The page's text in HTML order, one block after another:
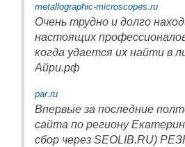
metallographic-microscopes.ru
Очень трудно и долго
настоящих
когда удается их найти в
Айри.рф
par.ru
Впервые за последние
сайта по региону
сбор через SEOLIB.RU)